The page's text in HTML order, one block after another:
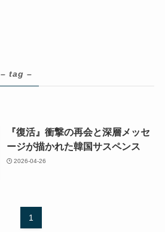
– tag –
『復活』衝撃の再会と深層メッセ
ージが描かれた韓国サスペンス
2026-04-26
1